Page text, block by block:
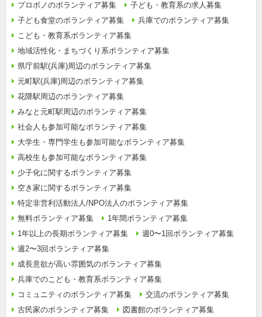
プロボノのボランティア募集
子ども・教育系の求人募集
子ども食堂のボランティア募集
兵庫でのボランティア募集
こども・教育系ボランティア募集
地域活性化・まちづくり系ボランティア募集
県庁前駅(兵庫)周辺のボランティア募集
元町駅(兵庫)周辺のボランティア募集
花隈駅周辺のボランティア募集
みなと元町駅周辺のボランティア募集
社会人も参加可能なボランティア募集
大学生・専門学生も参加可能なボランティア募集
高校生も参加可能なボランティア募集
少子化に関するボランティア募集
空き家に関するボランティア募集
特定非営利活動法人/NPO法人のボランティア募集
無料ボランティア募集
1年間ボランティア募集
1年以上の長期ボランティア募集
週0〜1回ボランティア募集
週2〜3回ボランティア募集
成長意欲が高い雰囲気のボランティア募集
兵庫でのこども・教育系ボランティア募集
コミュニティのボランティア募集
交流のボランティア募集
古民家のボランティア募集
図書館のボランティア募集